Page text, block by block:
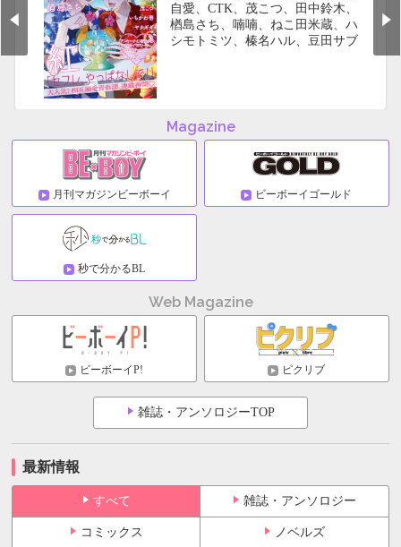
自愛、CTK、茂こつ、田中鈴木、
楢島さち、喃喃、ねこ田米蔵、ハ
シモトミツ、榛名ハル、豆田サブ
ます。
Magazine
月刊マガジンビーボーイ ビーボーイゴールド
秒で分かるBL
Web Magazine
ビーボーイP! ピクリブ
雑誌・アンソロジーTOP
最新情報
すべて 雑誌・アンソロジー
コミックス ノベルズ